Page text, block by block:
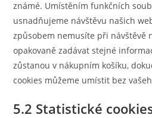
známé. Umístěním funkčních
usnadňujeme návštěvu našich
způsobem nemusíte při návštěvě
opakovaně zadávat stejné
zůstanou v nákupním košíku,
cookies můžeme umístit bez
5.2 Statistické